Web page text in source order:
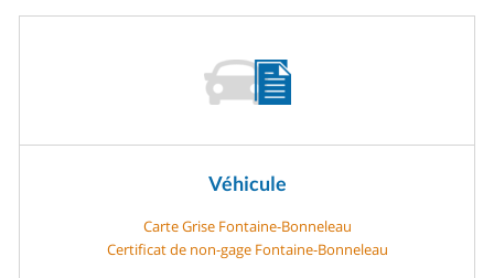
Véhicule
Carte Grise Fontaine-Bonneleau
Certificat de non-gage Fontaine-Bonneleau